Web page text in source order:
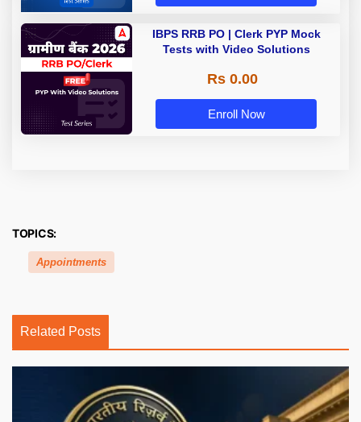
IBPS RRB PO | Clerk PYP Mock
Tests with Video Solutions
Rs 0.00
Enroll Now
TOPICS:
Appointments
Related Posts